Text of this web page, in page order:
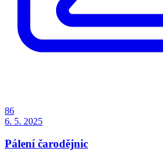
86
6. 5. 2025
Pálení čarodějnic